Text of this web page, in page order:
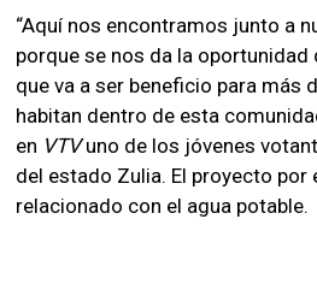
“Aquí nos encontramos junto a
porque se nos da la oportunidad
que va a ser beneficio para más
habitan dentro de esta
en VTVuno de los jóvenes
del estado Zulia. El proyecto por
relacionado con el agua potable.